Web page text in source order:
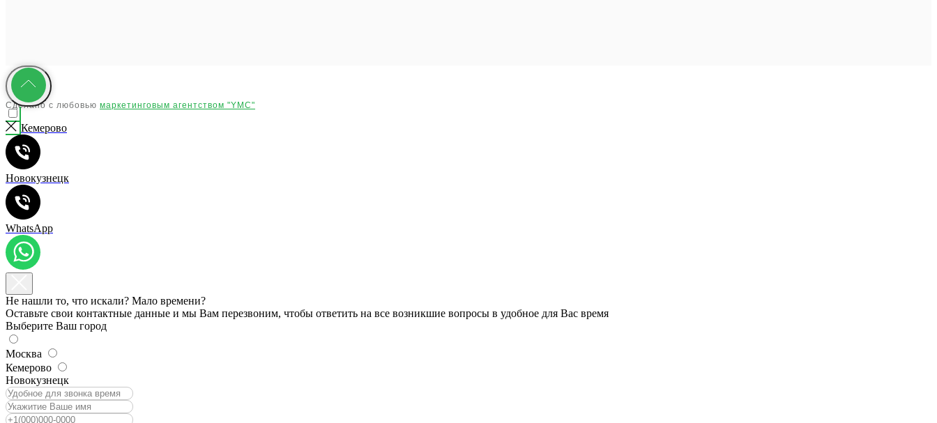
Сделано с любовью маркетинговым агентством "YMC"
Кемерово
Новокузнецк
WhatsApp
Не нашли то, что искали? Мало времени?
Оставьте свои контактные данные и мы Вам перезвоним, чтобы ответить на все возникшие вопросы в удобное для Вас время
Выберите Ваш город
Москва
Кемерово
Новокузнецк